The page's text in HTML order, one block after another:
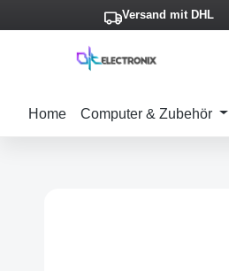
Hauptinhalt springen
Zur Suche springen
Zur Hauptnavigation springen
Versand mit DHL
Home Computer & Zubehör